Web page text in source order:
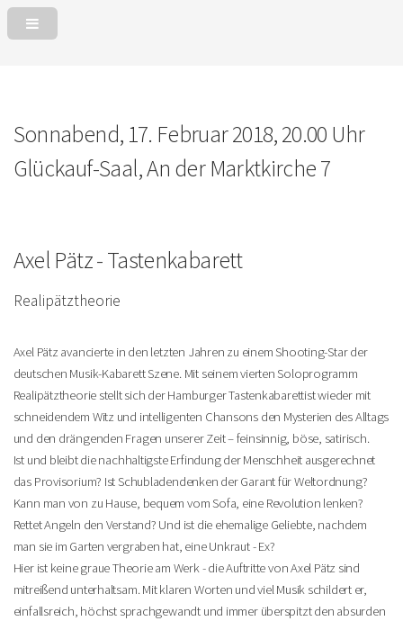
Sonnabend, 17. Februar 2018, 20.00 Uhr
Glückauf-Saal, An der Marktkirche 7
Axel Pätz - Tastenkabarett
Realipätztheorie
Axel Pätz avancierte in den letzten Jahren zu einem Shooting-Star der
deutschen Musik-Kabarett Szene. Mit seinem vierten Soloprogramm
Realipätztheorie stellt sich der Hamburger Tastenkabarettist wieder mit
schneidendem Witz und intelligenten Chansons den Mysterien des Alltags
und den drängenden Fragen unserer Zeit – feinsinnig, böse, satirisch.
Ist und bleibt die nachhaltigste Erfindung der Menschheit ausgerechnet
das Provisorium? Ist Schubladendenken der Garant für Weltordnung?
Kann man von zu Hause, bequem vom Sofa, eine Revolution lenken?
Rettet Angeln den Verstand? Und ist die ehemalige Geliebte, nachdem
man sie im Garten vergraben hat, eine Unkraut - Ex?
Hier ist keine graue Theorie am Werk - die Auftritte von Axel Pätz sind
mitreißend unterhaltsam. Mit klaren Worten und viel Musik schildert er,
einfallsreich, höchst sprachgewandt und immer überspitzt den absurden